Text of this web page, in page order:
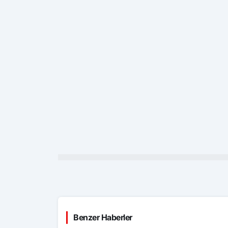
Benzer Haberler